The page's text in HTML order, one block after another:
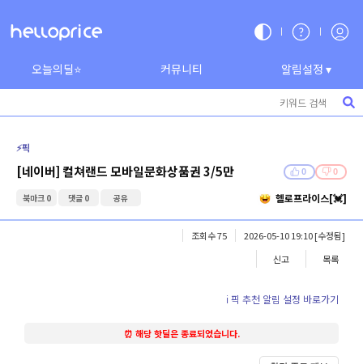
오늘의딜⭐ 커뮤니티 알림설정 ▾
⚡️픽
[네이버] 컬쳐랜드 모바일문화상품권 3/5만 0 0
북마크 0 댓글 0 공유 헬로프라이스[💓]
조회수 75 2026-05-10 19:10[수정됨]
신고
목록
ℹ️ 픽 추천 알림 설정 바로가기
⏰ 해당 핫딜은 종료되었습니다.